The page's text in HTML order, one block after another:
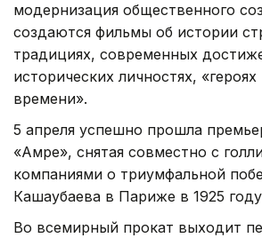
модернизация общественного
создаются фильмы об истории
традициях, современных
исторических личностях,
времени».
5 апреля успешно прошла
«Амре», снятая совместно с
компаниями о триумфальной
Кашаубаева в Париже в 1925
Во всемирный прокат выходит